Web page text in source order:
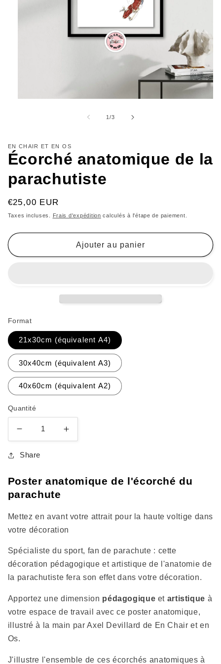
fenêtre
modale
1/de
3
EN CHAIR ET EN OS
Écorché anatomique de la
parachutiste
Prix
habituel
€25,00 EUR
Taxes incluses. Frais d'expédition calculés à l'étape de paiement.
Ajouter au panier
Format
21x30cm (équivalent A4)
30x40cm (équivalent A3)
40x60cm (équivalent A2)
Quantité
Réduire
la
quantité
Écorché
anatomique
de
parachutiste
Augmenter
la
Écorché
anatomique
parachutiste
Share
Poster anatomique de l'écorché du
parachute
Mettez en avant votre attrait pour la haute voltige dans
votre décoration
Spécialiste du sport, fan de parachute : cette
décoration pédagogique et artistique de l'anatomie de
la parachutiste fera son effet dans votre décoration.
Apportez une dimension pédagogique et artistique à
votre espace de travail avec ce poster anatomique,
illustré à la main par Axel Devillard de En Chair et en
Os.
J'illustre l'ensemble de ces écorchés anatomiques à